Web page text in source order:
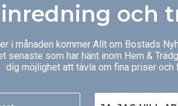
inredning och
i månaden kommer Allt om Bostads
senaste som har hänt inom Hem &
dig möjlighet att tävla om fina priser och